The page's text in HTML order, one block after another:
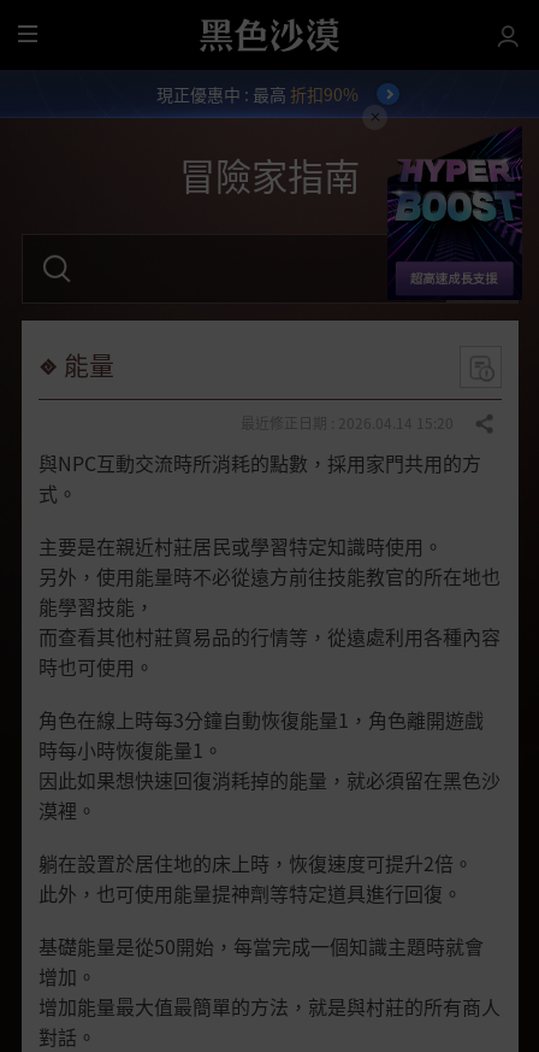
全
部
單
現正優惠中 : 最高 折扣90%
冒險家指南
關
鍵
能量
分享
與NPC互動交流時所消耗的點數，採用家門共用的方
式。
主要是在親近村莊居民或學習特定知識時使用。
另外，使用能量時不必從遠方前往技能教官的所在地也
能學習技能，
而查看其他村莊貿易品的行情等，從遠處利用各種內容
時也可使用。
角色在線上時每3分鐘自動恢復能量1，角色離開遊戲
時每小時恢復能量1。
因此如果想快速回復消耗掉的能量，就必須留在黑色沙
漠裡。
躺在設置於居住地的床上時，恢復速度可提升2倍。
此外，也可使用能量提神劑等特定道具進行回復。
基礎能量是從50開始，每當完成一個知識主題時就會
增加。
增加能量最大值最簡單的方法，就是與村莊的所有商人
對話。